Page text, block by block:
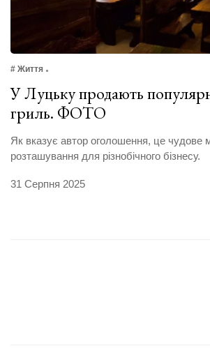
# Життя
У Луцьку продають
гриль. ФОТО
Як вказує автор оголошення, це чудове
розташування для різнобічного бізнесу.
31 Серпня 2025